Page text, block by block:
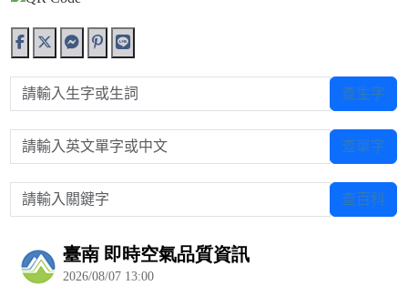
請輸入生字或生詞 查生字
請輸入英文單字或中文 查單字
請輸入關鍵字 查百科